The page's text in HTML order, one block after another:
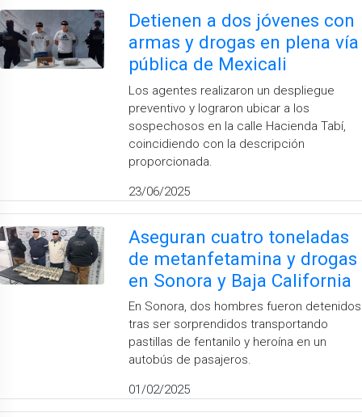
Detienen a dos jóvenes con
armas y drogas en plena vía
pública de Mexicali
Los agentes realizaron un despliegue
preventivo y lograron ubicar a los
sospechosos en la calle Hacienda Tabí,
coincidiendo con la descripción
proporcionada.
23/06/2025
Aseguran cuatro toneladas
de metanfetamina y drogas
en Sonora y Baja California
En Sonora, dos hombres fueron detenidos
tras ser sorprendidos transportando
pastillas de fentanilo y heroína en un
autobús de pasajeros.
01/02/2025